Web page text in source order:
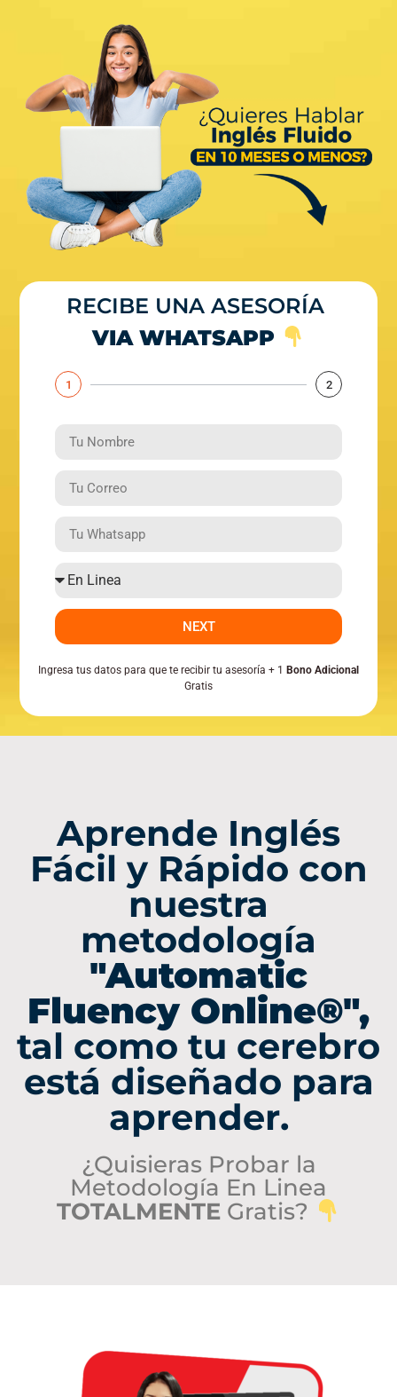
RECIBE UNA ASESORÍA
VIA WHATSAPP
1 2
NEXT
Ingresa tus datos para que te recibir tu asesoría + 1 Bono Adicional
Gratis
Aprende Inglés
Fácil y Rápido con
nuestra
metodología
"Automatic
Fluency Online®",
tal como tu cerebro
está diseñado para
aprender.
¿Quisieras Probar la
Metodología En Linea
TOTALMENTE Gratis?